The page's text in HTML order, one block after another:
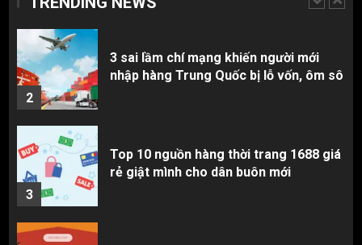
2
3
Top 10 nguồn hàng thời trang 1688 giá
rẻ giật mình cho dân buôn mới
4
Review Top 5 Công Ty Ký Gửi Hàng
Taobao Uy Tín Nhất Tại TP.HCM